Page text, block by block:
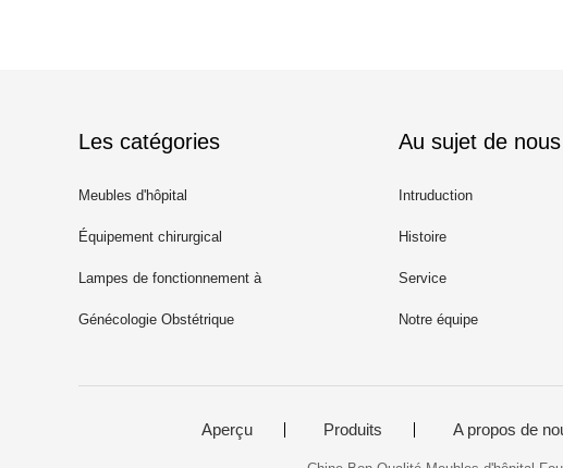
Les catégories
Meubles d'hôpital
Équipement chirurgical
Lampes de fonctionnement à
LED
Génécologie Obstétrique
Au sujet de nous
Intruduction
Histoire
Service
Notre équipe
Aperçu Produits A propos de